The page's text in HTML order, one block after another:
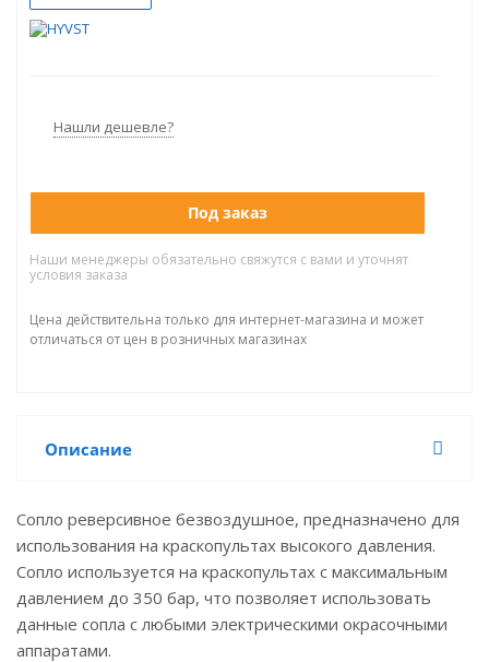
Нашли дешевле?
Под заказ
Наши менеджеры обязательно свяжутся с вами и уточнят
условия заказа
Цена действительна только для интернет-магазина и может
отличаться от цен в розничных магазинах
Описание
Сопло реверсивное безвоздушное, предназначено для
использования на краскопультах высокого давления.
Сопло используется на краскопультах с максимальным
давлением до 350 бар, что позволяет использовать
данные сопла с любыми электрическими окрасочными
аппаратами.